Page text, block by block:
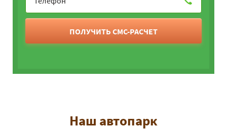
ПОЛУЧИТЬ СМС-РАСЧЕТ
Наш автопарк